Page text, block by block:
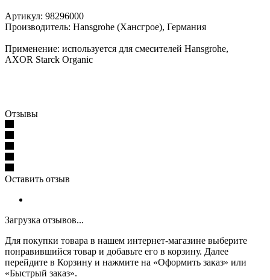
Артикул: 98296000
Производитель: Hansgrohe (Хансгрое), Германия
Применение: используется для смесителей Hansgrohe,
AXOR Starck Organic
Отзывы
Оставить отзыв
Загрузка отзывов...
Для покупки товара в нашем интернет-магазине выберите
понравившийся товар и добавьте его в корзину. Далее
перейдите в Корзину и нажмите на «Оформить заказ» или
«Быстрый заказ».